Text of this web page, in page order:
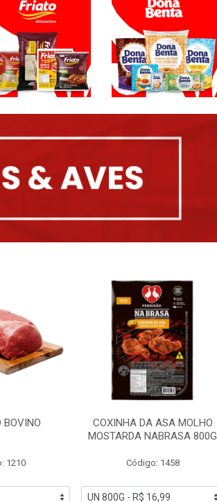
BOVINO
1210
COXINHA DA ASA MOLHO
MOSTARDA NABRASA 800G
Código: 1458